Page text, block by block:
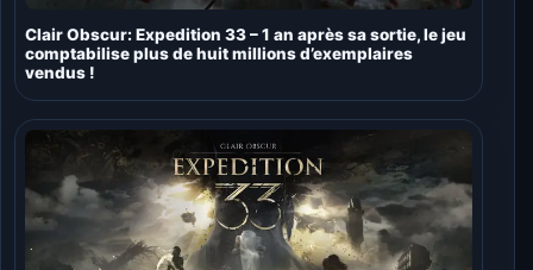
Clair Obscur: Expedition 33 – 1 an après sa sortie, le jeu
comptabilise plus de huit millions d’exemplaires
vendus !